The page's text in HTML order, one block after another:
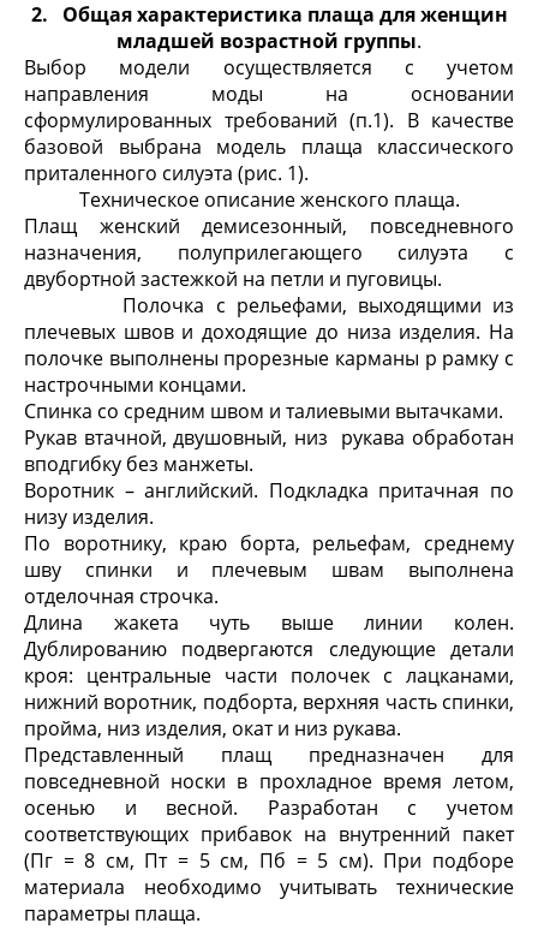
2. Общая характеристика плаща для женщин
младшей возрастной группы.
Выбор модели осуществляется с учетом
направления моды на основании
сформулированных требований (п.1). В качестве
базовой выбрана модель плаща классического
приталенного силуэта (рис. 1).
Техническое описание женского плаща.
Плащ женский демисезонный, повседневного
назначения, полуприлегающего силуэта с
двубортной застежкой на петли и пуговицы.
Полочка с рельефами, выходящими из
плечевых швов и доходящие до низа изделия. На
полочке выполнены прорезные карманы р рамку с
настрочными концами.
Спинка со средним швом и талиевыми вытачками.
Рукав втачной, двушовный, низ рукава обработан
вподгибку без манжеты.
Воротник – английский. Подкладка притачная по
низу изделия.
По воротнику, краю борта, рельефам, среднему
шву спинки и плечевым швам выполнена
отделочная строчка.
Длина жакета чуть выше линии колен.
Дублированию подвергаются следующие детали
кроя: центральные части полочек с лацканами,
нижний воротник, подборта, верхняя часть спинки,
пройма, низ изделия, окат и низ рукава.
Представленный плащ предназначен для
повседневной носки в прохладное время летом,
осенью и весной. Разработан с учетом
соответствующих прибавок на внутренний пакет
(Пг = 8 см, Пт = 5 см, Пб = 5 см). При подборе
материала необходимо учитывать технические
параметры плаща.